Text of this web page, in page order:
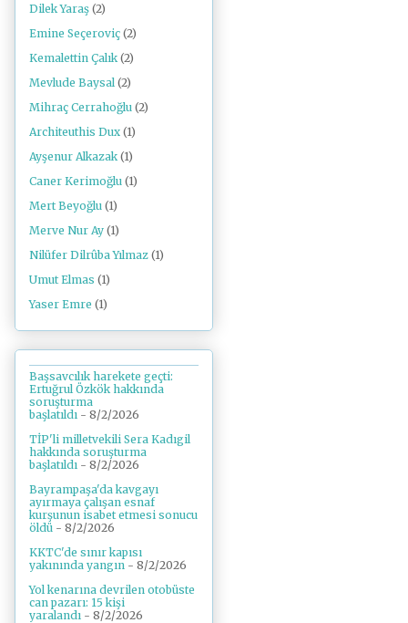
Dilek Yaraş (2)
Emine Seçeroviç (2)
Kemalettin Çalık (2)
Mevlude Baysal (2)
Mihraç Cerrahoğlu (2)
Architeuthis Dux (1)
Ayşenur Alkazak (1)
Caner Kerimoğlu (1)
Mert Beyoğlu (1)
Merve Nur Ay (1)
Nilüfer Dilrûba Yılmaz (1)
Umut Elmas (1)
Yaser Emre (1)
Başsavcılık harekete geçti:
Ertuğrul Özkök hakkında
soruşturma
başlatıldı - 8/2/2026
TİP'li milletvekili Sera Kadıgil
hakkında soruşturma
başlatıldı - 8/2/2026
Bayrampaşa'da kavgayı
ayırmaya çalışan esnaf
kurşunun isabet etmesi sonucu
öldü - 8/2/2026
KKTC'de sınır kapısı
yakınında yangın - 8/2/2026
Yol kenarına devrilen otobüste
can pazarı: 15 kişi
yaralandı - 8/2/2026